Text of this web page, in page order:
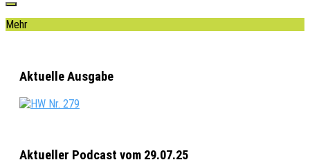
Mehr
Aktuelle Ausgabe
Aktueller Podcast vom 29.07.25